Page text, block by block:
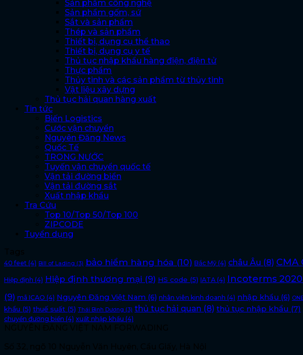
Sản phẩm công nghệ
Sản phẩm gốm, sứ
Sắt và sản phẩm
Thép và sản phẩm
Thiết bị, dụng cụ thể thao
Thiết bị, dụng cụ y tế
Thủ tục nhập khẩu hàng điện, điện tử
Thực phẩm
Thủy tinh và các sản phẩm từ thủy tinh
Vật liệu xây dựng
Thủ tục hải quan hàng xuất
Tin tức
Biến Logistics
Cước vận chuyển
Nguyên Đăng News
Quốc Tế
TRONG NƯỚC
Tuyến vận chuyển quốc tế
Vận tải đường biển
Vận tải đường sắt
Xuất nhập khẩu
Tra Cứu
Top 10/Top 50/Top 100
ZIPCODE
Tuyển dụng
40 feet (4) Bill of Lading (3) bảo hiểm hàng hóa (10) Bắc Mỹ (4) châu Âu (8) CMA
Hiệp định (4) Hiệp định thương mại (9) HS code (5) IATA (4) Incoterms 2020
(9) mã ICAO (4) Nguyên Đăng Việt Nam (6) nhân viên kinh doanh (4) nhập khẩu (6)
khẩu (5) thuế suất (5) Thái Bình Dương (3) thủ tục hải quan (8) thủ tục nhập khẩu (7)
chuyển đường biển (4) xuất nhập khẩu (4)